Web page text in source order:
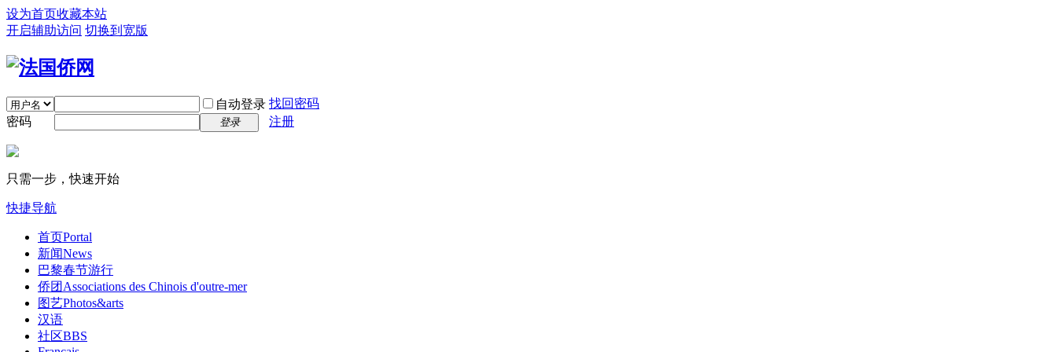
设为首页收藏本站
开启辅助访问 切换到宽版
自动登录 找回密码
密码
登录 注册
只需一步，快速开始
快捷导航
首页Portal
新闻News
巴黎春节游行
侨团 Associations des Chinois d'outre-mer
图艺Photos&arts
汉语
社区BBS